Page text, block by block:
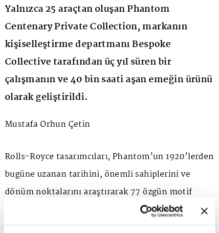
Yalnızca 25 araçtan oluşan Phantom
Centenary Private Collection, markanın
kişiselleştirme departmanı Bespoke
Collective tarafından üç yıl süren bir
çalışmanın ve 40 bin saati aşan emeğin ürünü
olarak geliştirildi.
Mustafa Orhun Çetin
Rolls-Royce tasarımcıları, Phantom'un 1920'lerden
bugüne uzanan tarihini, önemli sahiplerini ve
dönüm noktalarını araştırarak 77 özgün motif
tasarladı. Bu motifler, Phantom'un her nesline ve
markanın tarihine atıfta bulunan özel detaylarla